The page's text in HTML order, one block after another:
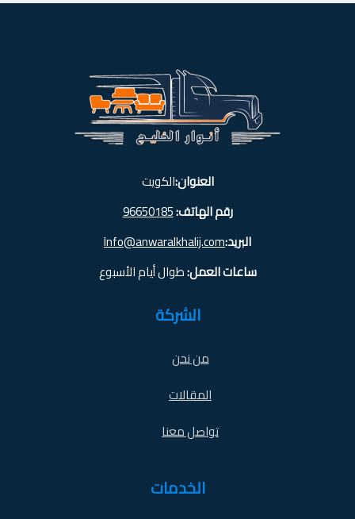
العنوان:الكويت
رقم الهاتف:96650185
البريد:Info@anwaralkhalij.com
ساعات العمل:طوال أيام الأسبوع
الشركة
من نحن
المقالات
تواصل معنا
الخدمات